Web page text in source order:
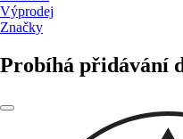
Výprodej
Značky
Probíhá přidávání